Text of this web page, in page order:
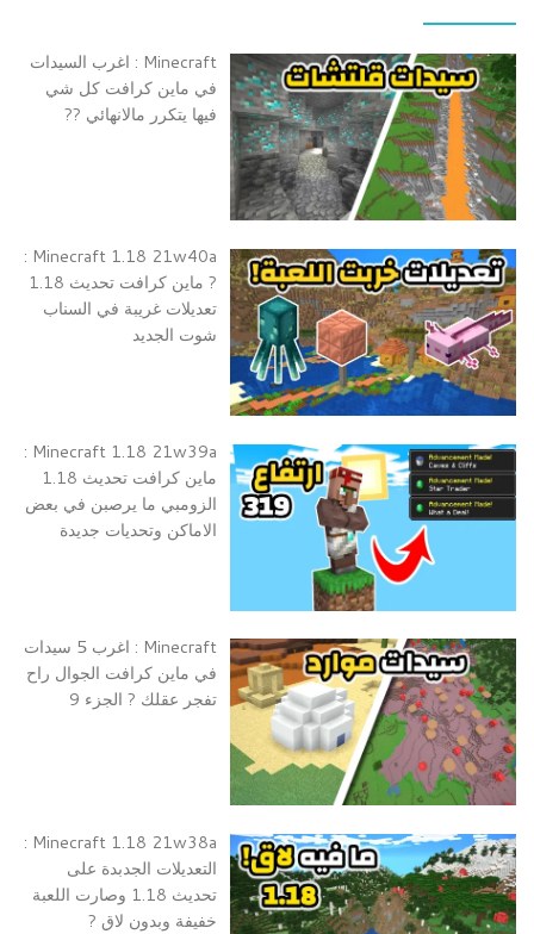
Minecraft : اغرب السيدات
في ماين كرافت كل شي
فيها يتكرر مالانهائي ??
Minecraft 1.18 21w40a :
? ماين كرافت تحديث 1.18
تعديلات غريبة في السناب
شوت الجديد
Minecraft 1.18 21w39a :
ماين كرافت تحديث 1.18
الزومبي ما يرصبن في بعض
الاماكن وتحديات جديدة
Minecraft : اغرب 5 سيدات
في ماين كرافت الجوال راح
تفجر عقلك ? الجزء 9
Minecraft 1.18 21w38a :
التعديلات الجدبدة على
تحديث 1.18 وصارت اللعبة
خفيفة وبدون لاق ?